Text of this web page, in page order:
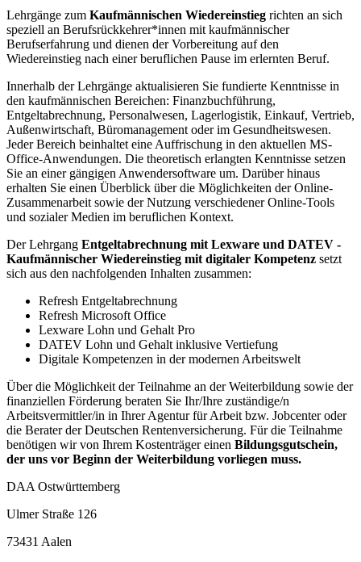
Lehrgänge zum Kaufmännischen Wiedereinstieg richten an sich
speziell an Berufsrückkehrer*innen mit kaufmännischer
Berufserfahrung und dienen der Vorbereitung auf den
Wiedereinstieg nach einer beruflichen Pause im erlernten Beruf.
Innerhalb der Lehrgänge aktualisieren Sie fundierte Kenntnisse in
den kaufmännischen Bereichen: Finanzbuchführung,
Entgeltabrechnung, Personalwesen, Lagerlogistik, Einkauf, Vertrieb,
Außenwirtschaft, Büromanagement oder im Gesundheitswesen.
Jeder Bereich beinhaltet eine Auffrischung in den aktuellen MS-
Office-Anwendungen. Die theoretisch erlangten Kenntnisse setzen
Sie an einer gängigen Anwendersoftware um. Darüber hinaus
erhalten Sie einen Überblick über die Möglichkeiten der Online-
Zusammenarbeit sowie der Nutzung verschiedener Online-Tools
und sozialer Medien im beruflichen Kontext.
Der Lehrgang Entgeltabrechnung mit Lexware und DATEV -
Kaufmännischer Wiedereinstieg mit digitaler Kompetenz setzt
sich aus den nachfolgenden Inhalten zusammen:
Refresh Entgeltabrechnung
Refresh Microsoft Office
Lexware Lohn und Gehalt Pro
DATEV Lohn und Gehalt inklusive Vertiefung
Digitale Kompetenzen in der modernen Arbeitswelt
Über die Möglichkeit der Teilnahme an der Weiterbildung sowie der
finanziellen Förderung beraten Sie Ihr/Ihre zuständige/n
Arbeitsvermittler/in in Ihrer Agentur für Arbeit bzw. Jobcenter oder
die Berater der Deutschen Rentenversicherung. Für die Teilnahme
benötigen wir von Ihrem Kostenträger einen Bildungsgutschein,
der uns vor Beginn der Weiterbildung vorliegen muss.
DAA Ostwürttemberg
Ulmer Straße 126
73431 Aalen